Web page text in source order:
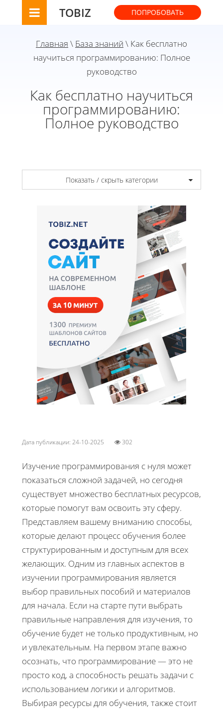
TOBIZ ПОПРОБОВАТЬ
Главная \ База знаний \ Как бесплатно
научиться программированию: Полное
руководство
Как бесплатно научиться
программированию:
Полное руководство
Показать / скрыть категории
Дата публикации: 24-10-2025 302
Изучение программирования с нуля может
показаться сложной задачей, но сегодня
существует множество бесплатных ресурсов,
которые помогут вам освоить эту сферу.
Представляем вашему вниманию способы,
которые делают процесс обучения более
структурированным и доступным для всех
желающих. Одним из главных аспектов в
изучении программирования является
выбор правильных пособий и материалов
для начала. Если на старте пути выбрать
правильные направления для изучения, то
обучение будет не только продуктивным, но
и увлекательным. На первом этапе важно
осознать, что программирование — это не
просто код, а способность решать задачи с
использованием логики и алгоритмов.
Выбирая ресурсы для обучения, также стоит